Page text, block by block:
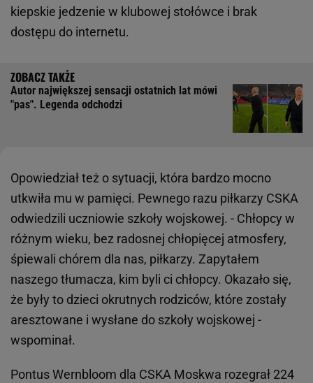
kiepskie jedzenie w klubowej stołówce i brak
dostępu do internetu.
Autor największej sensacji ostatnich lat mówi
"pas". Legenda odchodzi
Opowiedział też o sytuacji, która bardzo mocno
utkwiła mu w pamięci. Pewnego razu piłkarzy CSKA
odwiedzili uczniowie szkoły wojskowej. - Chłopcy w
różnym wieku, bez radosnej chłopięcej atmosfery,
śpiewali chórem dla nas, piłkarzy. Zapytałem
naszego tłumacza, kim byli ci chłopcy. Okazało się,
że były to dzieci okrutnych rodziców, które zostały
aresztowane i wysłane do szkoły wojskowej -
wspominał.
Pontus Wernbloom dla CSKA Moskwa rozegrał 224